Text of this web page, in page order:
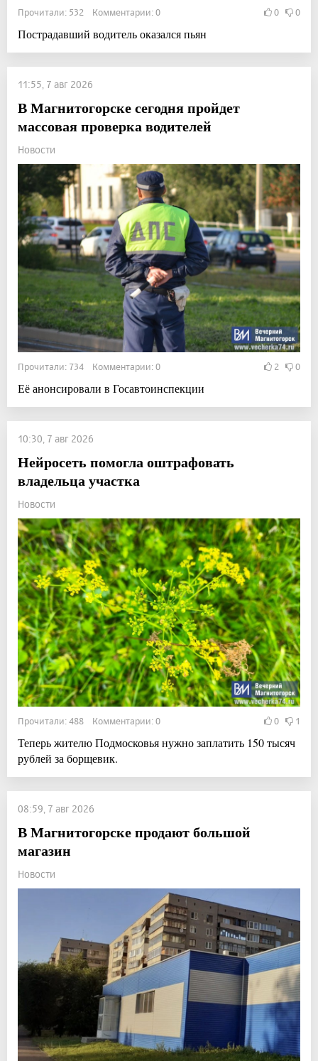
Прочитали: 532 Комментарии: 0 0 0
Пострадавший водитель оказался пьян
11:55, 7 авг 2026
В Магнитогорске сегодня пройдет
массовая проверка водителей
Новости
Прочитали: 734 Комментарии: 0 2 0
Её анонсировали в Госавтоинспекции
10:30, 7 авг 2026
Нейросеть помогла оштрафовать
владельца участка
Новости
Прочитали: 488 Комментарии: 0 0 1
Теперь жителю Подмосковья нужно заплатить 150 тысяч
рублей за борщевик.
08:59, 7 авг 2026
В Магнитогорске продают большой
магазин
Новости